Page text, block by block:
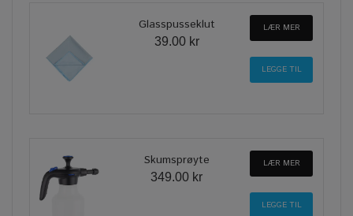
Glasspusseklut
39.00 kr
LÆR MER
Skumsprøyte
349.00 kr
LÆR MER